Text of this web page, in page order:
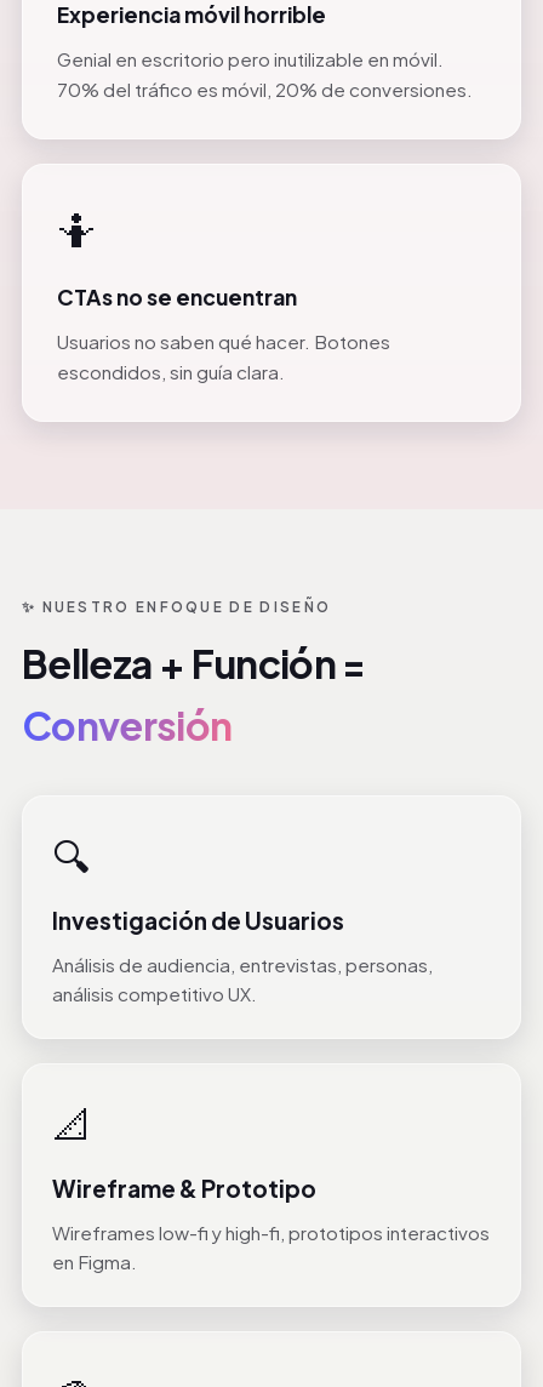
Experiencia móvil horrible
Genial en escritorio pero inutilizable en móvil.
70% del tráfico es móvil, 20% de conversiones.
🤷
CTAs no se encuentran
Usuarios no saben qué hacer. Botones
escondidos, sin guía clara.
✨ NUESTRO ENFOQUE DE DISEÑO
Belleza + Función =
Conversión
🔍
Investigación de Usuarios
Análisis de audiencia, entrevistas, personas,
análisis competitivo UX.
📐
Wireframe & Prototipo
Wireframes low-fi y high-fi, prototipos interactivos
en Figma.